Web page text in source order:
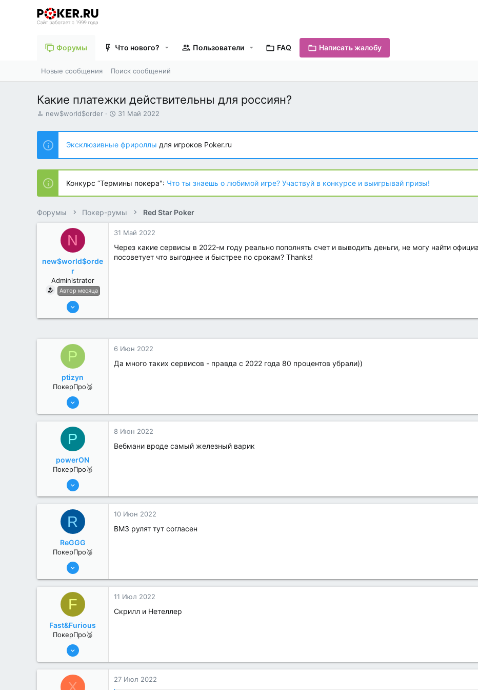
Форумы Что нового? Пользователи FAQ Написать жалобу
Новые сообщения Поиск сообщений
Какие платежки действительны для россиян?
А
т
о
р
т
е
м
ы
new$world$order
Д
т
н
а
ч
л
а
31 Май 2022
Эксклюзивные фрироллы для игроков Poker.ru
Конкурс “Термины покера": Что ты знаешь о любимой игре? Участвуй в конкурсе и выигрывай призы!
Форумы Покер-румы Red Star Poker
N
new$world$orde
r
Administrator
Автор месяца
27 Май 2022
31 Май 2022
Через какие сервисы в 2022-м году реально пополнять счет и выводить деньги, не могу найти
посоветует что выгоднее и быстрее по срокам? Thanks!
P
ptizyn
ПокерПро🥈
6 Июн 2022
0
6 Июн 2022
Да много таких сервисов - правда с 2022 года 80 процентов убрали))
P
powerON
ПокерПро🥈
6 Июн 2022
2
8 Июн 2022
Вебмани вроде самый железный варик
R
ReGGG
ПокерПро🥈
8 Июн 2022
0
10 Июн 2022
ВМЗ рулят тут согласен
F
Fast&Furious
ПокерПро🥈
6 Июн 2022
2
11 Июл 2022
Скрилл и Нетеллер
X 27 Июл 2022